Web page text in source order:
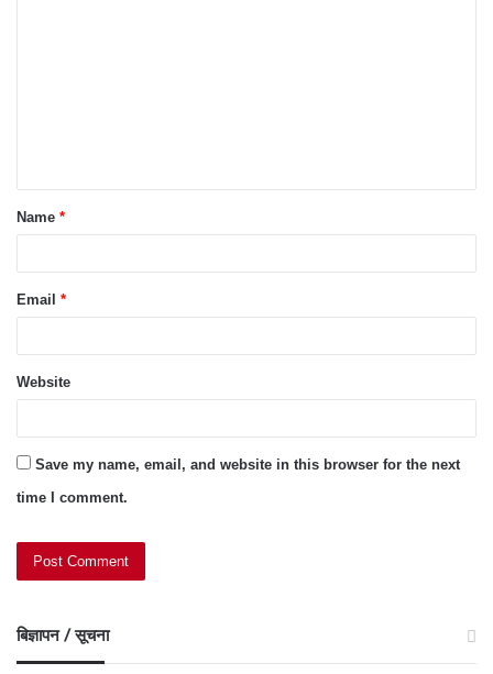
t
*Name *
Email *
Website
Save my name, email, and website in this browser for the next
time I comment.
बिज्ञापन / सूचना